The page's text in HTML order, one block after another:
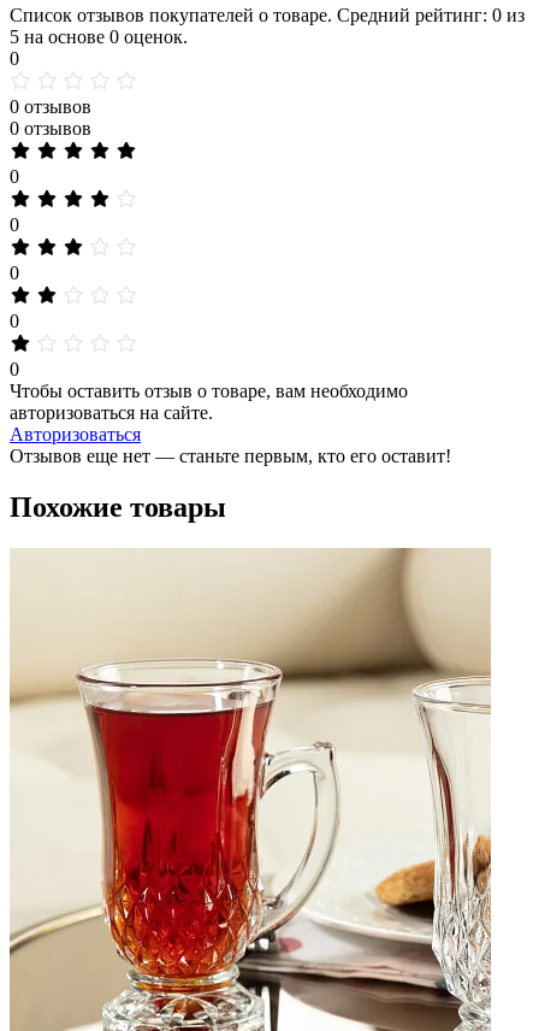
Список отзывов покупателей о товаре. Средний рейтинг: 0 из
5 на основе 0 оценок.
0
0 отзывов
0 отзывов
0
0
0
0
0
Чтобы оставить отзыв о товаре, вам необходимо
авторизоваться на сайте.
Авторизоваться
Отзывов еще нет — станьте первым, кто его оставит!
Похожие товары